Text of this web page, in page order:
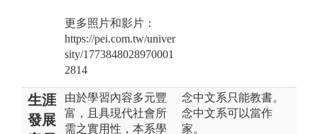
更多照片和影片：
https://pei.com.tw/univer
sity/1773848028970001
2814
生涯
發展
由於學習內容多元豐
富，且具現代社會所
需之實用性，本系學
念中文系只能教書。
念中文系可以當作
家。